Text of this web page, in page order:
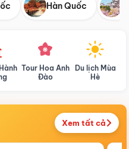
Hàn Quốc
Tour Hoa Anh
Đào
Du lịch Mùa
Hè
Xem tất cả
Điểm nổi bật